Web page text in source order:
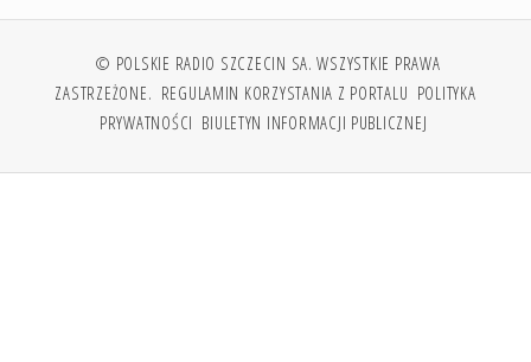
© POLSKIE RADIO SZCZECIN SA. WSZYSTKIE PRAWA
ZASTRZEŻONE. REGULAMIN KORZYSTANIA Z PORTALU POLITYKA
PRYWATNOŚCI BIULETYN INFORMACJI PUBLICZNEJ